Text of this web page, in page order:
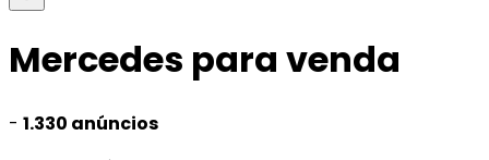
Mercedes para venda
- 1.330 anúncios